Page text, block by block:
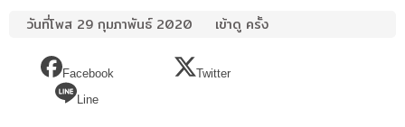
วันที่โพส 29 กุมภาพันธ์ 2020 เข้าดู ครั้ง
Facebook
Twitter
Line